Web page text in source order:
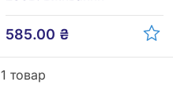
585.00 ₴
1 товар